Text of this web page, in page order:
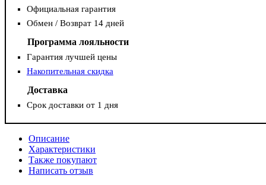
Официальная гарантия
Обмен / Возврат 14 дней
Программа лояльности
Гарантия лучшей цены
Накопительная скидка
Доставка
Срок доставки от 1 дня
Описание
Характеристики
Также покупают
Написать отзыв